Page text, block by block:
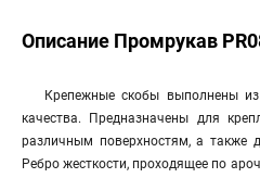
Описание Промрукав
Крепежные скобы выполнены
качества. Предназначены для
различным поверхностям, а также
Ребро жесткости, проходящее по